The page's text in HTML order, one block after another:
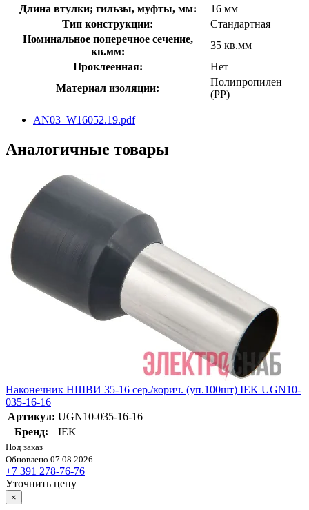
Длина втулки; гильзы, муфты, мм:
16 мм
Тип конструкции:
Стандартная
Номинальное поперечное сечение,
кв.мм:
35 кв.мм
Проклеенная:
Нет
Материал изоляции:
Полипропилен
(PP)
AN03_W16052.19.pdf
Аналогичные товары
Наконечник НШВИ 35-16 сер./корич. (уп.100шт) IEK UGN10-
035-16-16
Артикул: UGN10-035-16-16
Бренд:
IEK
Под заказ
Обновлено 07.08.2026
+7 391 278-76-76
Уточнить цену
×